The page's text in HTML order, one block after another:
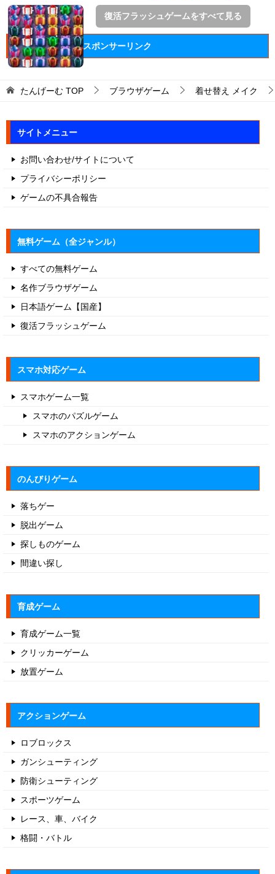
復活フラッシュゲームをすべて見る
スポンサーリンク
たんげーむ TOP ブラウザゲーム 着せ替え メイク
サイトメニュー
お問い合わせ/サイトについて
プライバシーポリシー
ゲームの不具合報告
無料ゲーム（全ジャンル）
すべての無料ゲーム
名作ブラウザゲーム
日本語ゲーム【国産】
復活フラッシュゲーム
スマホ対応ゲーム
スマホゲーム一覧
スマホのパズルゲーム
スマホのアクションゲーム
のんびりゲーム
落ちゲー
脱出ゲーム
探しものゲーム
間違い探し
育成ゲーム
育成ゲーム一覧
クリッカーゲーム
放置ゲーム
アクションゲーム
ロブロックス
ガンシューティング
防衛シューティング
スポーツゲーム
レース、車、バイク
格闘・バトル